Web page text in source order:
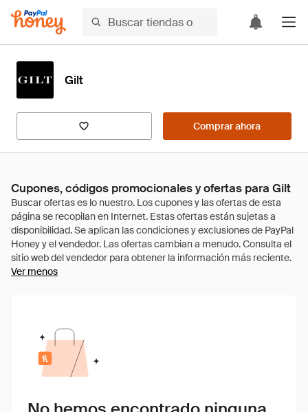
Gilt
Comprar ahora
Cupones, códigos promocionales y ofertas para Gilt
Ver menos